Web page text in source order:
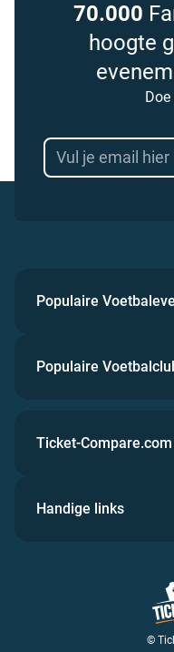
70.000
hoogte
Populaire
Populaire
©
Ticket-Compare.com
Handige links